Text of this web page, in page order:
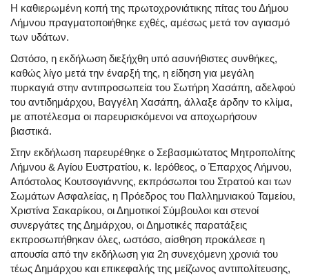
Η καθιερωμένη κοπή της πρωτοχρονιάτικης πίτας του Δήμου
Λήμνου πραγματοποιήθηκε εχθές, αμέσως μετά τον αγιασμό
των υδάτων.
Ωστόσο, η εκδήλωση διεξήχθη υπό ασυνήθιστες συνθήκες,
καθώς λίγο μετά την έναρξή της, η είδηση για μεγάλη
πυρκαγιά στην αντιπροσωπεία του Σωτήρη Χασάπη, αδελφού
του αντιδημάρχου, Βαγγέλη Χασάπη, άλλαξε άρδην το κλίμα,
με αποτέλεσμα οι παρευρισκόμενοι να αποχωρήσουν
βιαστικά.
Στην εκδήλωση παρευρέθηκε ο Σεβασμιώτατος Μητροπολίτης
Λήμνου & Αγίου Ευστρατίου, κ. Ιερόθεος, ο Έπαρχος Λήμνου,
Απόστολος Κουτσογιάννης, εκπρόσωποι του Στρατού και των
Σωμάτων Ασφαλείας, η Πρόεδρος του Παλλημνιακού Ταμείου,
Χριστίνα Σακαρίκου, οι Δημοτικοί Σύμβουλοι και στενοί
συνεργάτες της Δημάρχου, οι Δημοτικές παρατάξεις
εκπροσωπήθηκαν όλες, ωστόσο, αίσθηση προκάλεσε η
απουσία από την εκδήλωση για 2η συνεχόμενη χρονιά του
τέως Δημάρχου και επικεφαλής της μείζωνος αντιπολίτευσης,